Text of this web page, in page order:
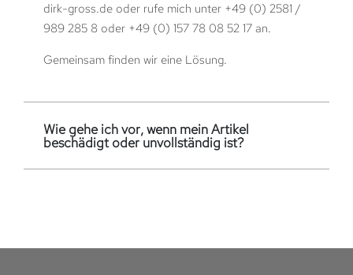
dirk-gross.de oder rufe mich unter +49 (0) 2581 /
989 285 8 oder +49 (0) 157 78 08 52 17 an.
Gemeinsam finden wir eine Lösung.
Wie gehe ich vor, wenn mein Artikel
beschädigt oder unvollständig ist?